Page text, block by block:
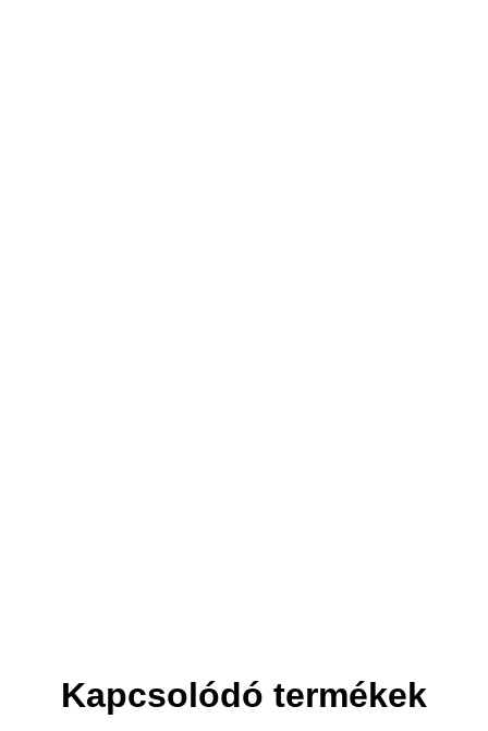
Kapcsolódó termékek